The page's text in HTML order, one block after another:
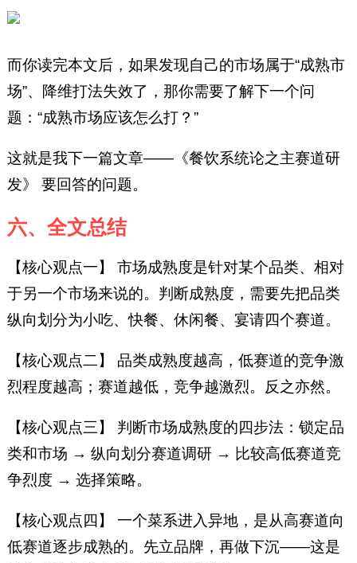
而你读完本文后，如果发现自己的市场属于“成熟市
场”、降维打法失效了，那你需要了解下一个问
题：“成熟市场应该怎么打？”
这就是我下一篇文章——《餐饮系统论之主赛道研
发》 要回答的问题。
六、全文总结
【核心观点一】 市场成熟度是针对某个品类、相对
于另一个市场来说的。判断成熟度，需要先把品类
纵向划分为小吃、快餐、休闲餐、宴请四个赛道。
【核心观点二】 品类成熟度越高，低赛道的竞争激
烈程度越高；赛道越低，竞争越激烈。反之亦然。
【核心观点三】 判断市场成熟度的四步法：锁定品
类和市场 → 纵向划分赛道调研 → 比较高低赛道竞
争烈度 → 选择策略。
【核心观点四】 一个菜系进入异地，是从高赛道向
低赛道逐步成熟的。先立品牌，再做下沉——这是